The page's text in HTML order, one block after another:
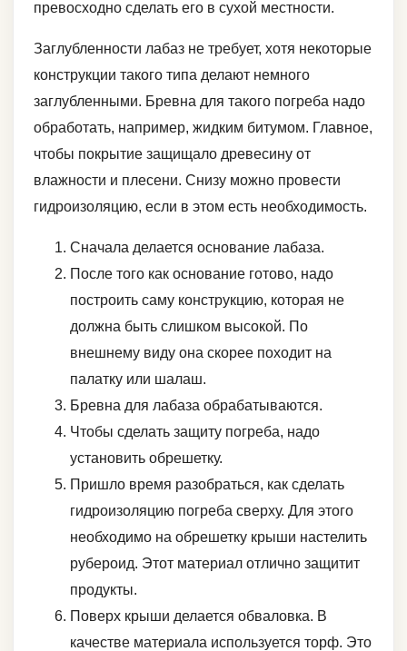
превосходно сделать его в сухой местности.
Заглубленности лабаз не требует, хотя некоторые
конструкции такого типа делают немного
заглубленными. Бревна для такого погреба надо
обработать, например, жидким битумом. Главное,
чтобы покрытие защищало древесину от
влажности и плесени. Снизу можно провести
гидроизоляцию, если в этом есть необходимость.
Сначала делается основание лабаза.
После того как основание готово, надо
построить саму конструкцию, которая не
должна быть слишком высокой. По
внешнему виду она скорее походит на
палатку или шалаш.
Бревна для лабаза обрабатываются.
Чтобы сделать защиту погреба, надо
установить обрешетку.
Пришло время разобраться, как сделать
гидроизоляцию погреба сверху. Для этого
необходимо на обрешетку крыши настелить
рубероид. Этот материал отлично защитит
продукты.
Поверх крыши делается обваловка. В
качестве материала используется торф. Это